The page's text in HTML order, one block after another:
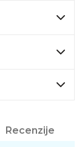
Recenzije